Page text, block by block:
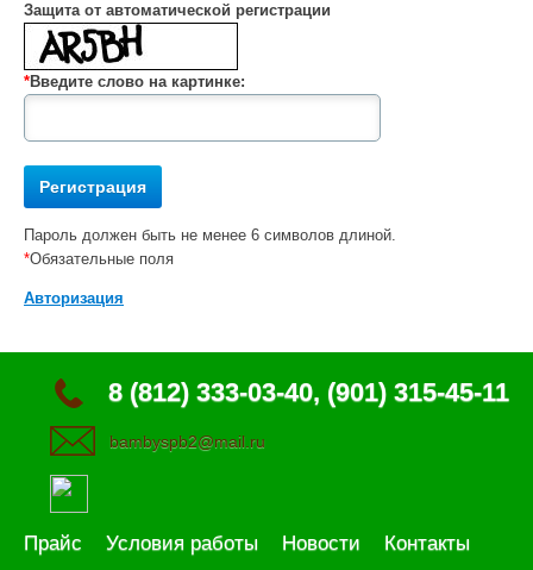
Защита от автоматической регистрации
*Введите слово на картинке:
Пароль должен быть не менее 6 символов длиной.
*Обязательные поля
Авторизация
8 (812) 333-03-40, (901) 315-45-11
bambyspb2@mail.ru
Прайс Условия работы Новости Контакты